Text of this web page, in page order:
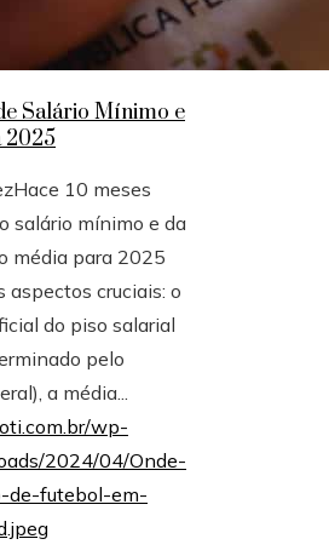
Salário Mínimo e
2025
Hace 10 meses
salário mínimo e da
média para 2025
aspectos cruciais: o
do piso salarial
pelo
a média...